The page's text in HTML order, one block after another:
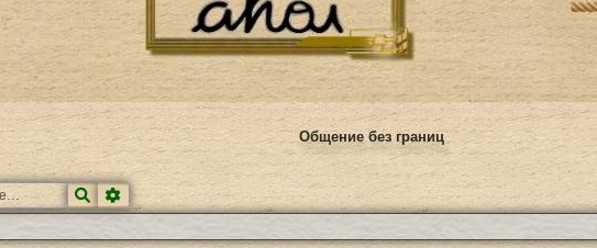
Наша сегодняшняя жизнь Обустройство дома или квартиры Дизайн интерьера
Общение без границ
ПоискРасширенный поиск